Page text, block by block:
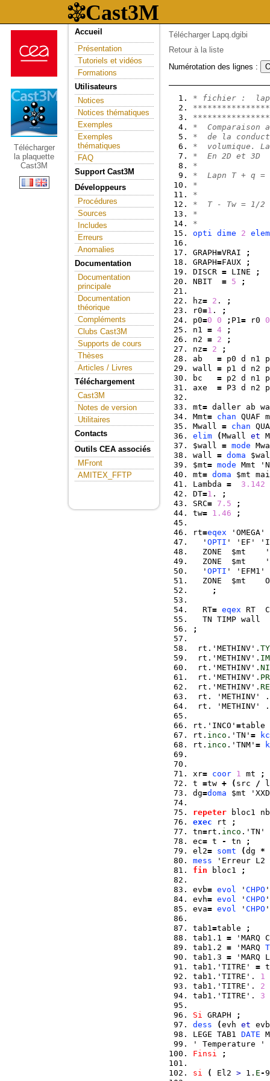
Télécharger
la plaquette
Cast3M
Accueil
Présentation
Tutoriels et vidéos
Formations
Utilisateurs
Notices
Notices thématiques
Exemples
Exemples
thématiques
FAQ
Support Cast3M
Développeurs
Procédures
Sources
Includes
Erreurs
Anomalies
Documentation
Documentation
principale
Documentation
théorique
Compléments
Clubs Cast3M
Supports de cours
Thèses
Articles / Livres
Téléchargement
Cast3M
Notes de version
Utilitaires
Contacts
Outils CEA associés
MFront
AMITEX_FFTP
Télécharger Lapq.dgibi
Retour à la liste
Numérotation des lignes :
* fichier :
*  Comparaison
*  de la
*  volumique.
*  En 2D et 3D
*
*  Lapn T + q =
*
*
*  T - Tw = 1/2
*
*
opti dime 2 elem
GRAPH=VRAI
;
GRAPH=FAUX
;
DISCR = LINE
;
NBIT = 5 ;
hz= 2 .
;
r0=1 .
;
p0=0 0 ; P1= r0 0
n1 = 4
;
n2 = 2
;
nz= 2
;
ab = p0 d n1
wall = p1 d n2
bc = p2 d n1
axe = P3 d n2
mt= daller ab
Mmt= chan QUAF
Mwall = chan
elim
(Mwall et
$wall = mode
wall = doma
$mt= mode Mmt
mt= doma $mt
Lambda =
3.142
DT=1 .
;
SRC= 7.5
;
tw= 1.46 ;
rt=eqex 'OMEGA'
  '
OPTI ' 'EF'
ZONE  $mt
ZONE  $mt
  '
OPTI ' 'EFM1'
ZONE  $mt
;
  RT
= eqex RT
TN TIMP wall
;
rt.'METHINV'.
rt.'METHINV'.
rt.'METHINV'.
rt.'METHINV'.
rt.'METHINV'.
rt. 'METHINV' .
rt. 'METHINV' .
rt.'INCO' =table
rt. inco .'TN' =
rt. inco .'TNM' =
xr= coor 1 mt
;
t =tw + ( src /
dg=doma $mt
repeter bloc1
exec rt
;
tn=rt. inco .'TN'
ec= t - tn
;
el2= somt (dg *
mess 'Erreur
fin bloc1 ;
evb= evol ' CHPO
evh= evol ' CHPO
eva= evol ' CHPO
tab1=table
;
tab1.1 = 'MARQ
tab1.2 = 'MARQ
tab1.3 = 'MARQ
tab1.'TITRE' =
tab1.'TITRE'. 1
tab1.'TITRE'. 2
tab1.'TITRE'. 3
Si GRAPH
;
dess
(evh et
LEGE TAB1 DATE
' Temperature '
Finsi
;
si ( El2 > 1. E-